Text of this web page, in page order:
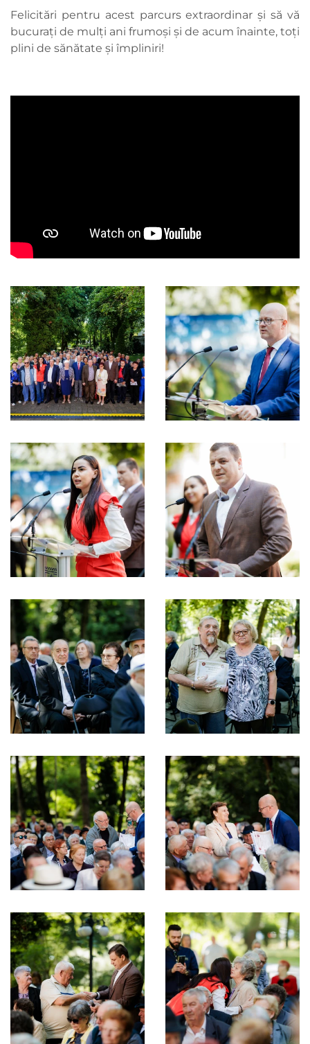
Felicitări pentru acest parcurs extraordinar și să vă
bucurați de mulți ani frumoși și de acum înainte, toți
plini de sănătate și împliniri!